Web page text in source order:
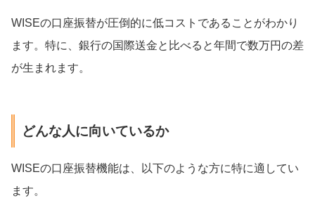
WISEの口座振替が圧倒的に低コストであることがわかり
ます。特に、銀行の国際送金と比べると年間で数万円の差
が生まれます。
どんな人に向いているか
WISEの口座振替機能は、以下のような方に特に適してい
ます。